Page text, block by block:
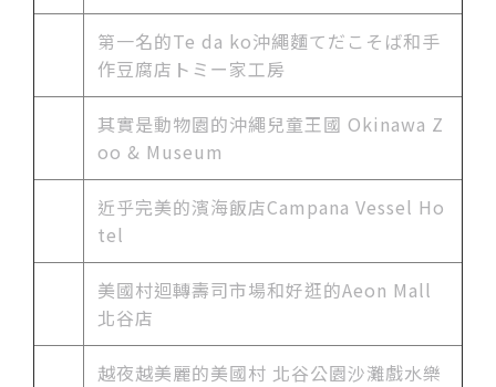
第一名的Te da ko沖繩麵てだこそば和手
作豆腐店トミー家工房
其實是動物園的沖繩兒童王國 Okinawa Z
oo & Museum
近乎完美的濱海飯店Campana Vessel Ho
tel
美國村迴轉壽司市場和好逛的Aeon Mall
北谷店
越夜越美麗的美國村 北谷公園沙灘戲水樂